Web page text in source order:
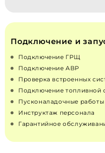
Подключение и
Подключение ГРЩ
Подключение АВР
Проверка встроенных
Подключение топливной
Пусконаладочные работы
Инструктаж персонала
Гарантийное